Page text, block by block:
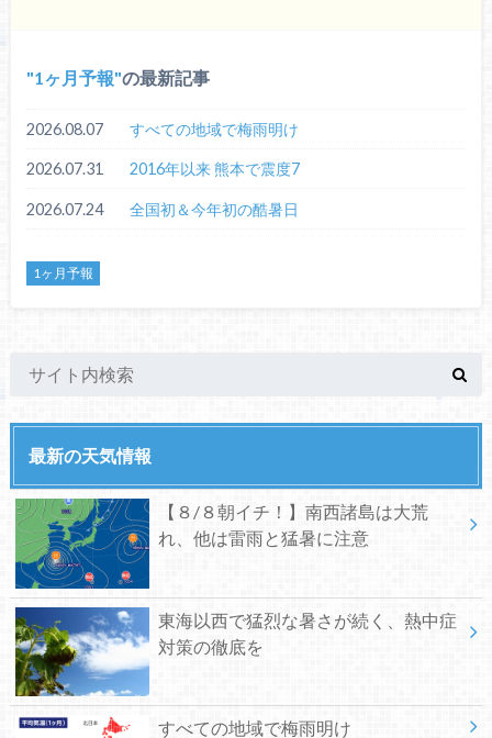
1ヶ月予報 の最新記事
2026.08.07 すべての地域で梅雨明け
2026.07.31 2016年以来 熊本で震度7
2026.07.24 全国初＆今年初の酷暑日
1ヶ月予報
最新の天気情報
【８/８朝イチ！】南西諸島は大荒
れ、他は雷雨と猛暑に注意
東海以西で猛烈な暑さが続く、熱中症
対策の徹底を
すべての地域で梅雨明け